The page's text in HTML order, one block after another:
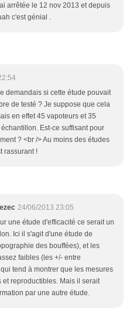
arrêtée le 12 nov 2013 et depuis
c'est génial .
demandais si cette étude pouvait
de testé ? Je suppose que cela
en effet 45 vapoteurs et 35
Est-ce suffisant pour
? <br /> Au moins des études
rassurant !
24/06/2013 23:05
une étude d'efficacité ce serait un
Ici il s'agit d'une étude de
des bouffées), et les
faibles (les +/- entre
tend à montrer que les mesures
et reproductibles. Mais il serait
par une autre étude.